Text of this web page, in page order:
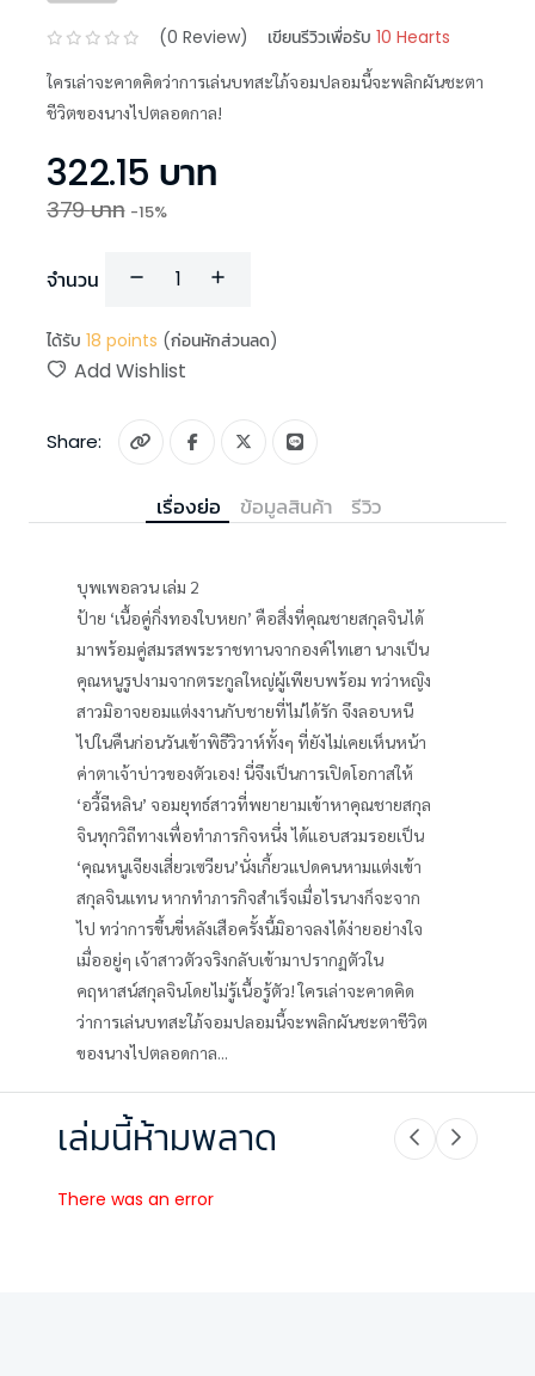
(0 Review) เขียนรีวิวเพื่อรับ 10 Hearts
ใครเล่าจะคาดคิดว่าการเล่นบทสะใภ้จอมปลอมนี้จะพลิกผันชะตา
ชีวิตของนางไปตลอดกาล!
322.15 บาท
379บาท -15%
จำนวน
ได้รับ 18 points (ก่อนหักส่วนลด)
Add Wishlist
Share:
เรื่องย่อ ข้อมูลสินค้า รีวิว
บุพเพอลวน เล่ม 2
ป้าย ‘เนื้อคู่กิ่งทองใบหยก’ คือสิ่งที่คุณชายสกุลจินได้
มาพร้อมคู่สมรสพระราชทานจากองค์ไทเฮา นางเป็น
คุณหนูรูปงามจากตระกูลใหญ่ผู้เพียบพร้อม ทว่าหญิง
สาวมิอาจยอมแต่งงานกับชายที่ไม่ได้รัก จึงลอบหนี
ไปในคืนก่อนวันเข้าพิธีวิวาห์ทั้งๆ ที่ยังไม่เคยเห็นหน้า
ค่าตาเจ้าบ่าวของตัวเอง! นี่จึงเป็นการเปิดโอกาสให้
‘อวี้ฉีหลิน’ จอมยุทธ์สาวที่พยายามเข้าหาคุณชายสกุล
จินทุกวิถีทางเพื่อทำภารกิจหนึ่ง ได้แอบสวมรอยเป็น
‘คุณหนูเจียงเสี่ยวเซวียน’นั่งเกี้ยวแปดคนหามแต่งเข้า
สกุลจินแทน หากทำภารกิจสำเร็จเมื่อไรนางก็จะจาก
ไป ทว่าการขึ้นขี่หลังเสือครั้งนี้มิอาจลงได้ง่ายอย่างใจ
เมื่ออยู่ๆ เจ้าสาวตัวจริงกลับเข้ามาปรากฏตัวใน
คฤหาสน์สกุลจินโดยไม่รู้เนื้อรู้ตัว! ใครเล่าจะคาดคิด
ว่าการเล่นบทสะใภ้จอมปลอมนี้จะพลิกผันชะตาชีวิต
ของนางไปตลอดกาล...
เล่มนี้ห้ามพลาด
There was an error